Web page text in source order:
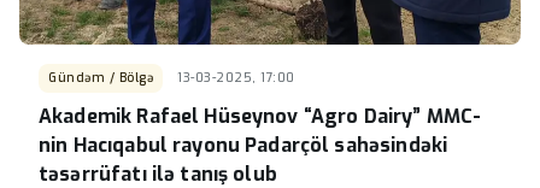
Gündəm / Bölgə 13-03-2025, 17:00
Akademik Rafael Hüseynov “Agro Dairy” MMC-
nin Hacıqabul rayonu Padarçöl sahəsindəki
təsərrüfatı ilə tanış olub